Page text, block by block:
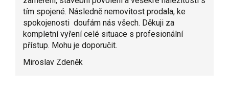
tím spojené. Následně nemovitost prodala, ke
spokojenosti doufám nás všech. Děkuji za
kompletní vyření celé situace s profesionální
přístup. Mohu je doporučit.
Miroslav Zdeněk